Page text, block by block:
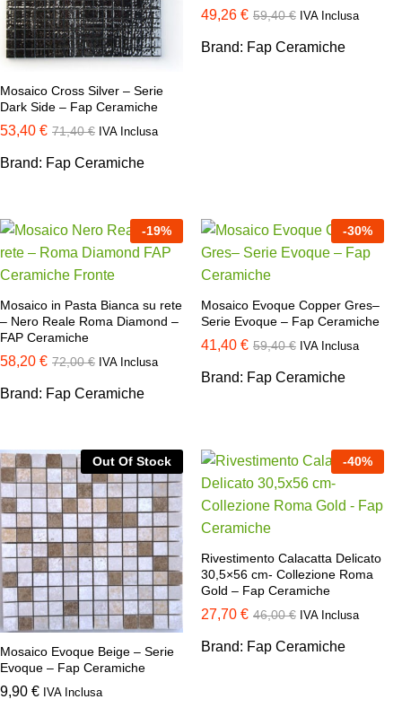
Mosaico Cross Silver – Serie
Dark Side – Fap Ceramiche
53,40 € 71,40€ IVA Inclusa
Brand: Fap Ceramiche
49,26 € 59,40€ IVA Inclusa
Brand: Fap Ceramiche
-19%
Mosaico in Pasta Bianca su rete
– Nero Reale Roma Diamond –
FAP Ceramiche
58,20 € 72,00€ IVA Inclusa
Brand: Fap Ceramiche
-30%
Mosaico Evoque Copper Gres–
Serie Evoque – Fap Ceramiche
41,40 € 59,40€ IVA Inclusa
Brand: Fap Ceramiche
Out Of Stock
Mosaico Evoque Beige – Serie
Evoque – Fap Ceramiche
9,90 € IVA Inclusa
-40%
Rivestimento Calacatta Delicato
30,5×56 cm- Collezione Roma
Gold – Fap Ceramiche
27,70 € 46,00€ IVA Inclusa
Brand: Fap Ceramiche